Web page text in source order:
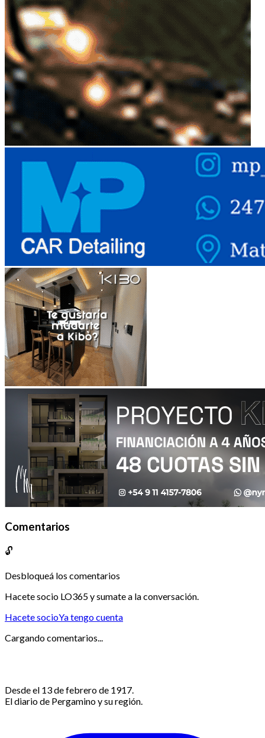
Comentarios
🔓
Desbloqueá los comentarios
Hacete socio LO365 y sumate a la conversación.
Hacete socioYa tengo cuenta
Cargando comentarios...
Desde el 13 de febrero de 1917.
El diario de Pergamino y su región.